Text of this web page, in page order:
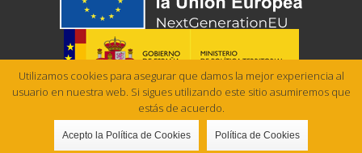
Utilizamos cookies para asegurar que damos la mejor experiencia al
usuario en nuestra web. Si sigues utilizando este sitio asumiremos que
estás de acuerdo.
Acepto la Política de Cookies Política de Cookies